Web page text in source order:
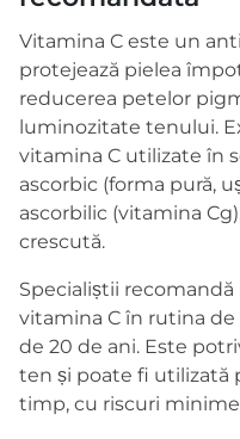
Vitamina C este un
protejează pielea
reducerea petelor
luminozitate tenului.
vitamina C utilizate în
ascorbic (forma pură,
ascorbilic (vitamina
crescută.
Specialiștii
vitamina C în rutina
de 20 de ani. Este
ten și poate fi utilizată
timp, cu riscuri